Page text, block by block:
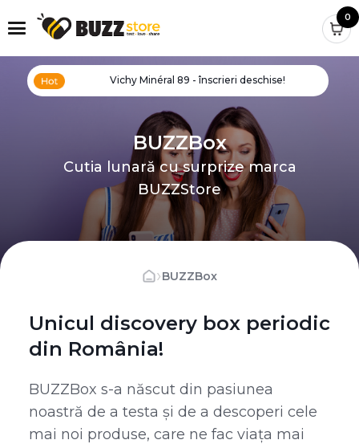
0
Vichy Minéral 89 - înscrieri deschise!
BUZZBox
Cutia lunară cu surprize marca
BUZZStore
›BUZZBox
Unicul discovery box periodic
din România!
BUZZBox s-a născut din pasiunea
noastră de a testa și de a descoperi cele
mai noi produse, care ne fac viața mai